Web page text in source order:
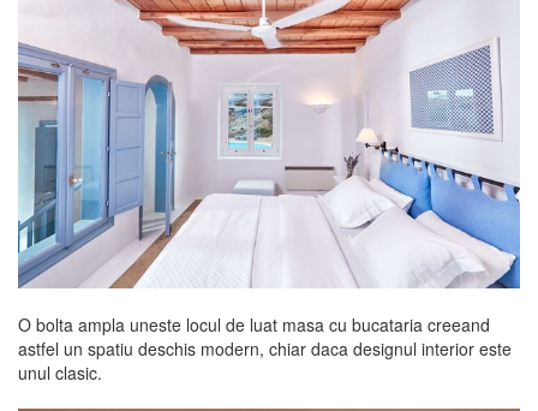
O bolta ampla uneste locul de luat masa cu bucataria creeand
astfel un spatiu deschis modern, chiar daca designul interior este
unul clasic.